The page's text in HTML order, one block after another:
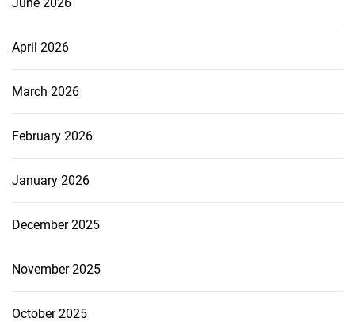
April 2026
March 2026
February 2026
January 2026
December 2025
November 2025
October 2025